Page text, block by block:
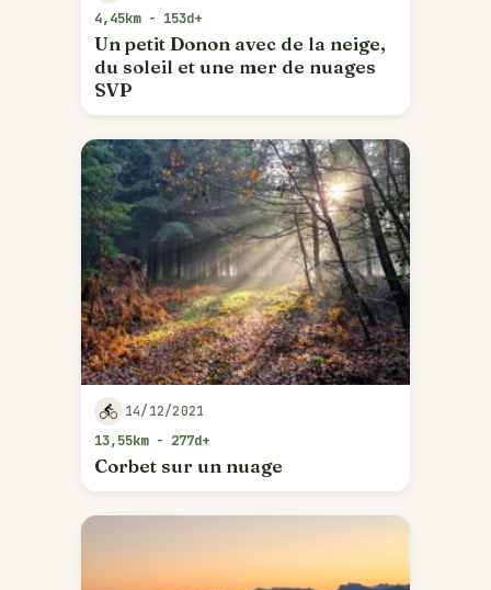
4,45km - 153d+
Un petit Donon avec de la neige,
du soleil et une mer de nuages
SVP
14/12/2021
13,55km - 277d+
Corbet sur un nuage